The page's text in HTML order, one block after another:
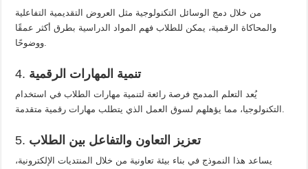
من خلال دمج الوسائل التكنولوجية مثل العروض التقديمية التفاعلية
والمحاكاة الرقمية، يمكن للطلاب فهم المواد الدراسية بطرق أكثر عمقًا
4. تنمية المهارات الرقمية
يُعد التعلم المدمج فرصة رائعة لتنمية مهارات الطلاب في استخدام
5. تعزيز التعاون والتفاعل بين الطلاب
يساعد هذا النموذج في بناء بيئة تعاونية من خلال المنتديات الإلكترونية،